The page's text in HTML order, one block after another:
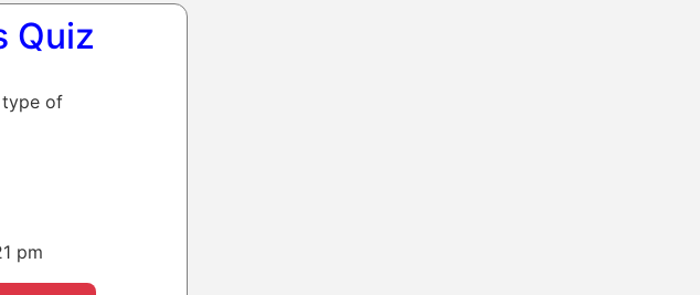
Quiz
type of
pm